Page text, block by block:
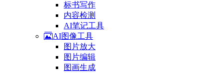
标书写作
内容检测
AI笔记工具
AI图像工具
图片放大
图片编辑
图画生成